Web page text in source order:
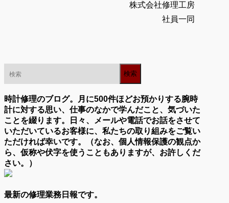
株式会社修理工房
社員一同
時計修理のブログ。月に500件ほどお預かりする腕時
計に対する思い、仕事のなかで学んだこと、気づいた
ことを綴ります。日々、メールや電話でお話をさせて
いただいているお客様に、私たちの取り組みをご覧い
ただければ幸いです。（なお、個人情報保護の観点か
ら、仮称や伏字を使うこともありますが、お許しくだ
さい。）
最新の修理業務日報です。